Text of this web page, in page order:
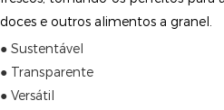
doces e outros alimentos a granel.
● Sustentável
● Transparente
● Versátil